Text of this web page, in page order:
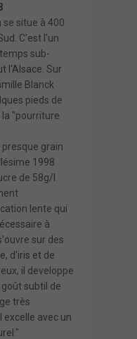
se situe à 400
C'est l'un
sub-
l'Alsace. Sur
Blanck
pieds de
"pourriture
grain
1998
de 58g/l.
lente qui
à
sur des
d'iris et de
il developpe
subtil de
très
excelle avec un